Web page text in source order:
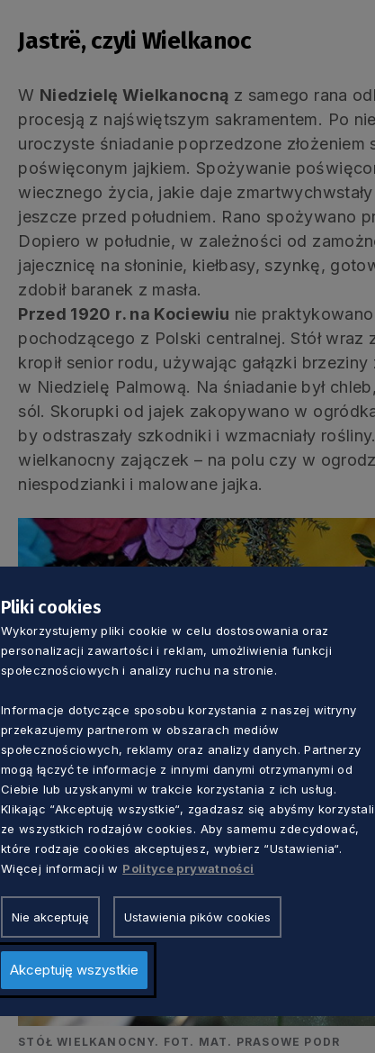
Jastrë, czyli Wielkanoc
W Niedzielę Wielkanocną z samego rana
procesją z najświętszym sakramentem. Po
uroczyste śniadanie poprzedzone
poświęconym jajkiem. Spożywanie
wiecznego życia, jakie daje
jeszcze przed południem. Rano spożywano
Dopiero w południe, w zależności od
jajecznicę na słoninie, kiełbasy, szynkę,
zdobił baranek z masła.
Przed 1920 r. na Kociewiu nie
pochodzącego z Polski centralnej. Stół
kropił senior rodu, używając gałązki
w Niedzielę Palmową. Na śniadanie był
sól. Skorupki od jajek zakopywano w
by odstraszały szkodniki i wzmacniały
wielkanocny zajączek – na polu czy w
niespodzianki i malowane jajka.
STÓŁ WIELKANOCNY. FOT. MAT. PRASOWE PODR
Pliki cookies
Wykorzystujemy pliki cookie w celu dostosowania oraz
personalizacji zawartości i reklam, umożliwienia funkcji
społecznościowych i analizy ruchu na stronie.
Informacje dotyczące sposobu korzystania z naszej witryny
przekazujemy partnerom w obszarach mediów
społecznościowych, reklamy oraz analizy danych. Partnerzy
mogą łączyć te informacje z innymi danymi otrzymanymi od
Ciebie lub uzyskanymi w trakcie korzystania z ich usług.
Klikając “Akceptuję wszystkie“, zgadzasz się abyśmy korzystali
ze wszystkich rodzajów cookies. Aby samemu zdecydować,
które rodzaje cookies akceptujesz, wybierz “Ustawienia“.
Więcej informacji w Polityce prywatności
Nie akceptuję Ustawienia pików cookies
Akceptuję wszystkie